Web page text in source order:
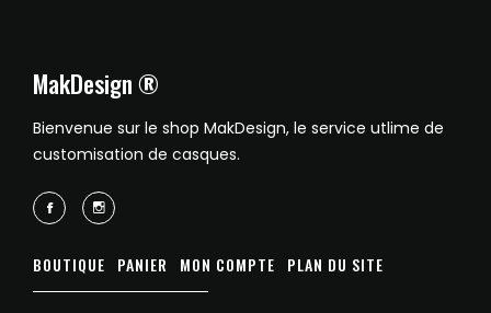
MakDesign ®
Bienvenue sur le shop MakDesign, le service utlime de
customisation de casques.
BOUTIQUE PANIER MON COMPTE PLAN DU SITE